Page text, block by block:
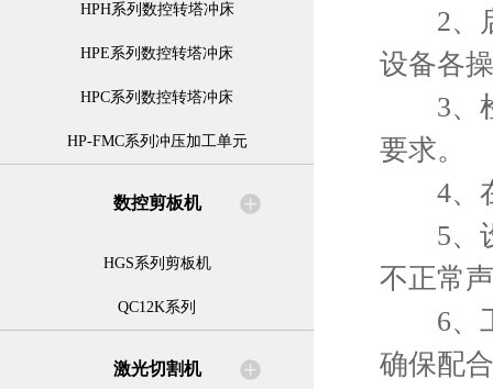
HPH系列数控转塔冲床
HPE系列数控转塔冲床
HPC系列数控转塔冲床
HP-FMC系列冲压加工单元
数控剪板机
HGS系列剪板机
QC12K系列
激光切割机
2、启
设备各
3、检
要求。
4、在
5、设
不正常
6、工
确保配